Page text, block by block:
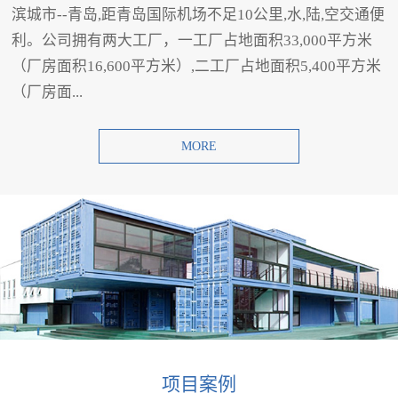
滨城市--青岛,距青岛国际机场不足10公里,水,陆,空交通便
利。公司拥有两大工厂，一工厂占地面积33,000平方米
（厂房面积16,600平方米）,二工厂占地面积5,400平方米
（厂房面...
MORE
项目案例